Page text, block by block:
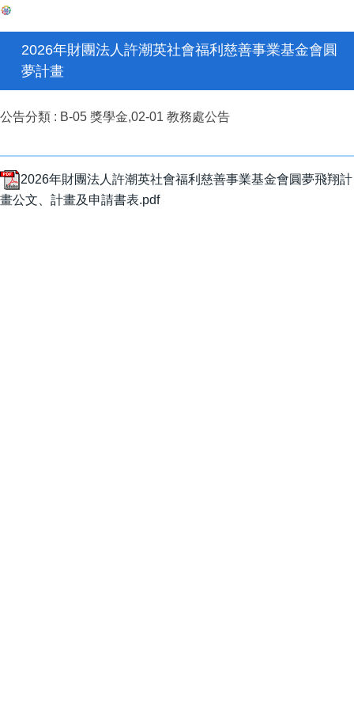
2026年財團法人許潮英社會福利慈善事業基金會圓
夢計畫
公告分類 : B-05 獎學金,02-01 教務處公告
2026年財團法人許潮英社會福利慈善事業基金會圓夢飛翔計
畫公文、計畫及申請書表.pdf